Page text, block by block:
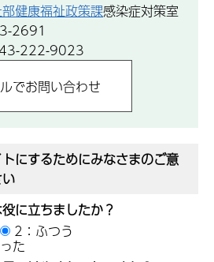
健康福祉政策課感染症対策室
2691
222-9023
にするためにみなさまのご意
に立ちましたか？
2：ふつう
た